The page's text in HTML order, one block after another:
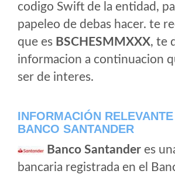
codigo Swift de la entidad,
papeleo de debas hacer. te
que es BSCHESMMXXX, te
informacion a continuacion
ser de interes.
INFORMACIÓN
BANCO SANTANDER
Banco Santander es
bancaria registrada en el